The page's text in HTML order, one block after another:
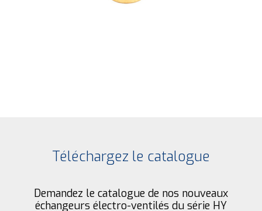
Téléchargez le catalogue
Demandez le catalogue de nos nouveaux
échangeurs électro-ventilés du série HY